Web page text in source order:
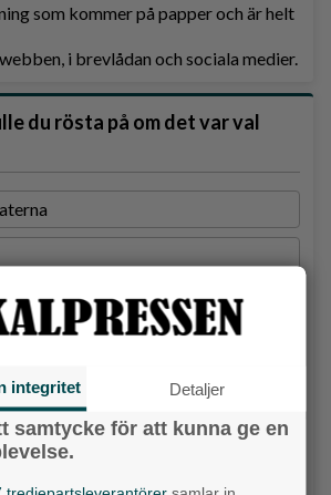
som kommer på papper och är helt
i brevlådan och sociala medier.
du rösta på om det var val
integritet Detaljer
samtycke för att kunna ge en